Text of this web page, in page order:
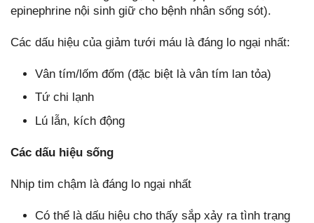
epinephrine nội sinh giữ cho bệnh nhân sống sót).
Các dấu hiệu của giảm tưới máu là đáng lo ngại nhất:
Vân tím/lốm đốm (đặc biệt là vân tím lan tỏa)
Tứ chi lạnh
Lú lẫn, kích động
Các dấu hiệu sống
Nhịp tim chậm là đáng lo ngại nhất
Có thể là dấu hiệu cho thấy sắp xảy ra tình trạng